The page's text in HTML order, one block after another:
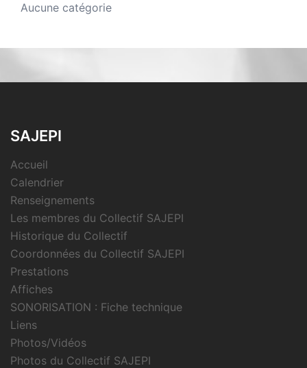
Aucune catégorie
SAJEPI
Accueil
Calendrier
Renseignements
Les membres du Collectif SAJEPI
Historique du Collectif
Coordonnées du Collectif SAJEPI
Prestations
Affiches
SONORISATION : Fiche technique
Liens
Photos/Vidéos
Photos du Collectif SAJEPI